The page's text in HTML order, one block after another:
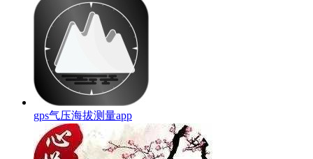
gps气压海拔测量app